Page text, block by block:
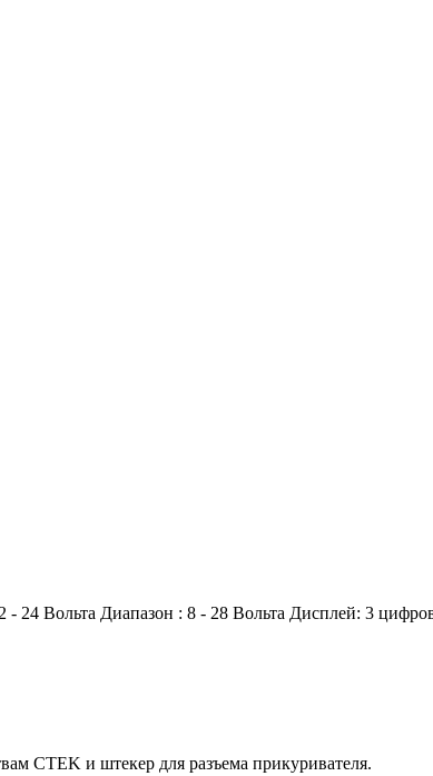
24 Вольта Диапазон : 8 - 28 Вольта Дисплей: 3
CTEK и штекер для разъема прикуривателя.